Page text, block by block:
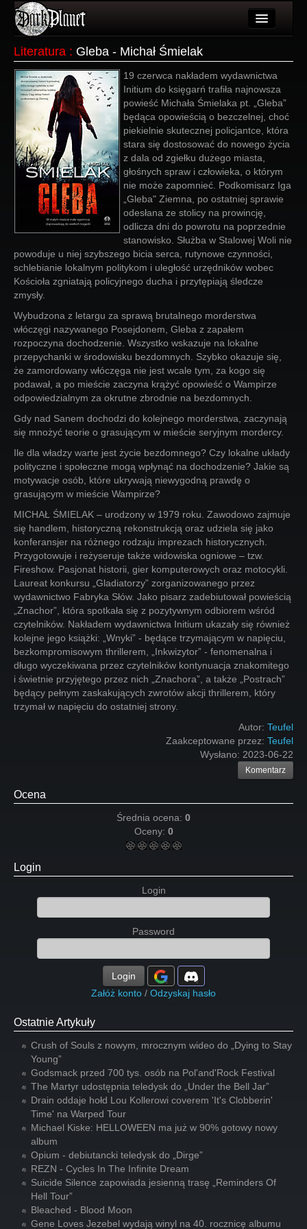
Użytkownicy
Wydarzenia
Galeria
Forum
Więcej
Login
Literatura : Gleba - Michał Śmielak
19 czerwca nakładem wydawnictwa
Initium do księgarń trafiła najnowsza
powieść Michała Śmielaka pt. „Gleba”
będąca opowieścią o bezczelnej, choć
piekielnie skutecznej policjantce, która
stara się dostosować do nowego życia
z dala od zgiełku dużego miasta,
głośnych spraw i człowieka, o którym
nie może zapomnieć. Podkomisarz Iga
„Gleba" Ziemna, po ostatniej sprawie
odesłana ze stolicy na prowincję,
odlicza dni do powrotu na poprzednie
stanowisko. Służba w Stalowej Woli nie
powoduje u niej szybszego bicia serca, rutynowe czynności,
schlebianie lokalnym politykom i uległość urzędników wobec
Kościoła zgniatają policyjnego ducha i przytępiają śledcze
zmysły.
Wybudzona z letargu za sprawą brutalnego morderstwa
włóczęgi nazywanego Posejdonem, Gleba z zapałem
rozpoczyna dochodzenie. Wszystko wskazuje na lokalne
przepychanki w środowisku bezdomnych. Szybko okazuje się,
że zamordowany włóczęga nie jest wcale tym, za kogo się
podawał, a po mieście zaczyna krążyć opowieść o Wampirze
odpowiedzialnym za okrutne zbrodnie na bezdomnych.
Gdy nad Sanem dochodzi do kolejnego morderstwa, zaczynają
się mnożyć teorie o grasującym w mieście seryjnym mordercy.
Ile dla władzy warte jest życie bezdomnego? Czy lokalne układy
polityczne i społeczne mogą wpłynąć na dochodzenie? Jakie są
motywacje osób, które ukrywają niewygodną prawdę o
grasującym w mieście Wampirze?
MICHAŁ ŚMIELAK – urodzony w 1979 roku. Zawodowo zajmuje
się handlem, historyczną rekonstrukcją oraz udziela się jako
konferansjer na różnego rodzaju imprezach historycznych.
Przygotowuje i reżyseruje także widowiska ogniowe – tzw.
Fireshow. Pasjonat historii, gier komputerowych oraz motocykli.
Laureat konkursu „Gladiatorzy” zorganizowanego przez
wydawnictwo Fabryka Słów. Jako pisarz zadebiutował powieścią
„Znachor”, która spotkała się z pozytywnym odbiorem wśród
czytelników. Nakładem wydawnictwa Initium ukazały się również
kolejne jego książki: „Wnyki” - będące trzymającym w napięciu,
bezkompromisowym thrillerem, „Inkwizytor” - fenomenalna i
długo wyczekiwana przez czytelników kontynuacja znakomitego
i świetnie przyjętego przez nich „Znachora”, a także „Postrach”
będący pełnym zaskakujących zwrotów akcji thrillerem, który
trzymał w napięciu do ostatniej strony.
Autor: Teufel
Zaakceptowane przez: Teufel
Wysłano: 2023-06-22
Komentarz
Ocena
Średnia ocena: 0
Oceny: 0
Login
Login
Password
Login
Załóż konto / Odzyskaj hasło
Ostatnie Artykuły
Crush of Souls z nowym, mrocznym wideo do „Dying to Stay
Young”
Godsmack przed 700 tys. osób na Pol'and'Rock Festival
The Martyr udostępnia teledysk do „Under the Bell Jar”
Drain oddaje hołd Lou Kollerowi coverem 'It's Clobberin'
Time' na Warped Tour
Michael Kiske: HELLOWEEN ma już w 90% gotowy nowy
album
Opium - debiutancki teledysk do „Dirge”
REZN - Cycles In The Infinite Dream
Suicide Silence zapowiada jesienną trasę „Reminders Of
Hell Tour”
Bleached - Blood Moon
Gene Loves Jezebel wydają winyl na 40. rocznicę albumu